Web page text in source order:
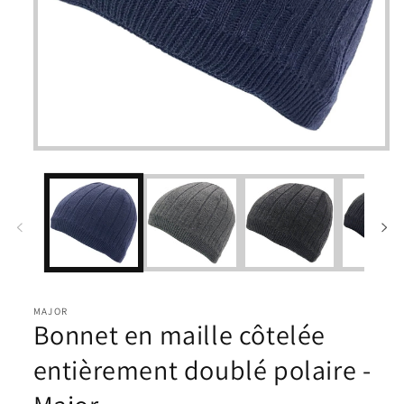
Ouvrir
média
dans
une
fenêtre
MAJOR
Bonnet en maille côtelée
entièrement doublé polaire -